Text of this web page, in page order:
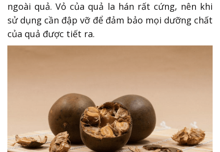
ngoài quả. Vỏ của quả la hán rất cứng, nên khi
sử dụng cần đập vỡ để đảm bảo mọi dưỡng chất
của quả được tiết ra.